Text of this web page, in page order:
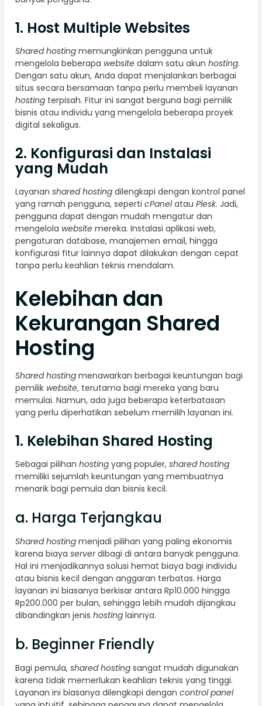
1. Host Multiple Websites
Shared hosting memungkinkan pengguna untuk
mengelola beberapa website dalam satu akun hosting.
Dengan satu akun, Anda dapat menjalankan berbagai
situs secara bersamaan tanpa perlu membeli layanan
hosting terpisah. Fitur ini sangat berguna bagi pemilik
bisnis atau individu yang mengelola beberapa proyek
digital sekaligus.
2. Konfigurasi dan Instalasi
yang Mudah
Layanan shared hosting dilengkapi dengan kontrol panel
yang ramah pengguna, seperti cPanelatau Plesk. Jadi,
pengguna dapat dengan mudah mengatur dan
mengelola website mereka. Instalasi aplikasi web,
pengaturan database, manajemen email, hingga
konfigurasi fitur lainnya dapat dilakukan dengan cepat
tanpa perlu keahlian teknis mendalam.
Kelebihan dan
Kekurangan Shared
Hosting
Shared hosting menawarkan berbagai keuntungan bagi
pemilik website, terutama bagi mereka yang baru
memulai. Namun, ada juga beberapa keterbatasan
yang perlu diperhatikan sebelum memilih layanan ini.
1. Kelebihan Shared Hosting
Sebagai pilihan hosting yang populer, shared hosting
memiliki sejumlah keuntungan yang membuatnya
menarik bagi pemula dan bisnis kecil.
a. Harga Terjangkau
Shared hosting menjadi pilihan yang paling ekonomis
karena biaya serverdibagi di antara banyak pengguna.
Hal ini menjadikannya solusi hemat biaya bagi individu
atau bisnis kecil dengan anggaran terbatas. Harga
layanan ini biasanya berkisar antara Rp10.000 hingga
Rp200.000 per bulan, sehingga lebih mudah dijangkau
dibandingkan jenis hosting lainnya.
b. Beginner Friendly
Bagi pemula, shared hosting sangat mudah digunakan
karena tidak memerlukan keahlian teknis yang tinggi.
Layanan ini biasanya dilengkapi dengan control panel